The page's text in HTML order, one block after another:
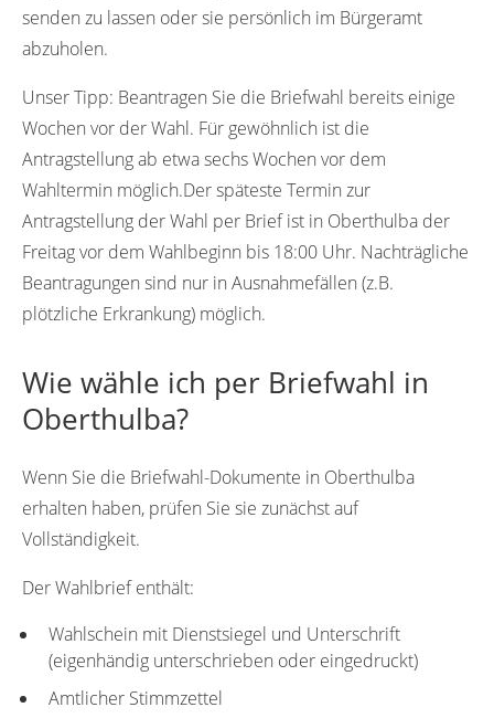
senden zu lassen oder sie persönlich im Bürgeramt
abzuholen.
Unser Tipp: Beantragen Sie die Briefwahl bereits einige
Wochen vor der Wahl. Für gewöhnlich ist die
Antragstellung ab etwa sechs Wochen vor dem
Wahltermin möglich.Der späteste Termin zur
Antragstellung der Wahl per Brief ist in Oberthulba der
Freitag vor dem Wahlbeginn bis 18:00 Uhr. Nachträgliche
Beantragungen sind nur in Ausnahmefällen (z.B.
plötzliche Erkrankung) möglich.
Wie wähle ich per Briefwahl in
Oberthulba?
Wenn Sie die Briefwahl-Dokumente in Oberthulba
erhalten haben, prüfen Sie sie zunächst auf
Vollständigkeit.
Der Wahlbrief enthält:
Wahlschein mit Dienstsiegel und Unterschrift
(eigenhändig unterschrieben oder eingedruckt)
Amtlicher Stimmzettel